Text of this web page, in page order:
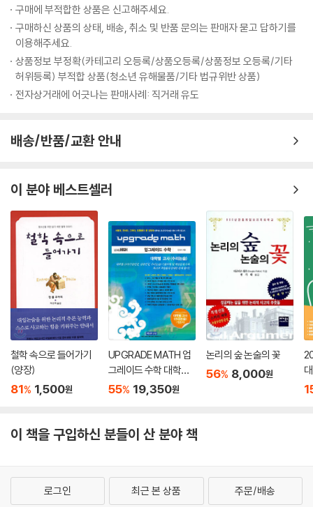
1학년 때 소논문으로 시작된 다문화가정에 대한 관심이 더욱 발전되고 확
대되었습니다. 우리나라의 다양한 사회적 문제점과 세계화과정 등 다양한
시각을 갖게 되었습니다. 이렇게 활동들을 하면서 나의 꿈이 분명해졌습니
다. 앞으로 다문화가정에 대해 글을 쓰는 작가가 되어야겠다고 생각했습니
다. 이런 구체적인 꿈을 가지게 된 가장 큰 계기는 소논문에서 비롯된 것이
었습니다. 자신의 꿈에 대해 얼마나 많은 준비를 했으며 앞으로 어떤 대학
차 연구주제를 선정하는 것은 결코 쉬운 게 아닙니다. 이는 연구자 스스로
가 제재에 대한 문제의식과 기존 선행연구에 대한 충분한 사전지식이 있어
야 좋은 연구 주제를 선정할 수 있기 때문입니다. 연구 주제를 선정하기 앞
서 먼저 생각해야하는 것은 연구 주제의 재료가 되는 제재입니다. --- p.4
소논문을 처음 쓰는 고등학생 입장에서 관심과 호기심이 없다면 소논문연
구를 지속적으로 수행하기 어렵습니다. 보고 듣는 데에 익숙한 여러분에게
읽고 쓰는 것은 결코 쉽지 않습니다. 더구나 소논문은 읽고 쓰는 대상이 자
신이 하고자 하는 주장을 입증하기위해 객관적인 근거자료를 가지고 쓰는
논증적 글쓰기입니다. 따라서 관심과 호기심이 있는 연구주제를 선정해야
열정과 의지를 가지고 끝까지 유지할 수 있습니다. ‘~해야만 하는’ 연구주
제보다는 ‘~하고 싶은’ 연구주제를 찾아야 소논문쓰기가 즐겁습니다. ---
브레인스토밍 원어의 뜻처럼 제재와 관련하여 머릿속에서 폭풍처럼 떠오
한 가치(價値)를 판단할 필요가 없습니다. 질(質)보다는 양(量)이 중요
합니다. 어느 CF 광고 문구처럼 ‘묻지도 따지지도 말고’ 제재와 관련된 모
수 있다. 그리고 그 과정 가운데 진정한 몰입의 즐거움과 가치도 알게 된다.
“정보검색이 마치 보물찾기하듯 재미있어요.”
문제를 해결하기 위해 관련 정보를 찾아 분석, 적용하는 일련의 과정은 고
도의 학습능력이 필요하다. 바로 이러한 능력은 정보활용교육을 통해 향상
될 수 있으며, 소논문쓰기 활동 안에 정보활용교육의 핵심요소가 담겨있다
쌓아왔다면 이제는 다양한 정보원 속에서 직접 필요한 지식을 능동적으로
찾을 수 있다. 특히 정보를 찾는 과정에 길잡이 역할을 해주는 사서 선생님
수 있다.
“소논문쓰기를 통해 앞으로 가야 할 길의 든든한 나침반을 얻게 된 것 같아
뿌듯해요.”
대입전형이 다양화되면서 학생들의 체험활동도 갈수록 중요해지고 있다.
현 상황에서 소논문쓰기는 입학사정관제에 대비하여 매우 의미 있는 활동
결과물이라 할 수 있다. 한편의 소논문을 통해 학생의 지적 성숙도도 파악
할 수 있으며, 연구 분야에 대한 학생의 관심과 애정도 발견할 수 있다. 더
불어 대입만을 위한 논술공부가 아닌 체계적인 논증적 글쓰기를 경험해 볼
수 있다는 점에서도 큰 가치가 있다.
“끝까지 완성해 본 경험이 처음이에요. 이젠 어떤 일도 자신감 있게 해낼
수 있어요.”
뿐 아니라 내적 성숙도 높아질 수 있다. 도전과 끈기로 무언가를 일궈냈다
“주제선정ㆍ선행연구ㆍ자료조사 및 분석ㆍ요약정리까지”
구매에 부적합한 상품은 신고해주세요.
구매하신 상품의 상태, 배송, 취소 및 반품 문의는 판매자 묻고 답하기를
이용해주세요.
상품정보 부정확(카테고리 오등록/상품오등록/상품정보 오등록/기타
허위등록) 부적합 상품(청소년 유해물품/기타 법규위반 상품)
전자상거래에 어긋나는 판매사례: 직거래 유도
배송/반품/교환 안내
이 분야 베스트셀러
철학 속으로 들어가기
(양장)
81% 1,500원
UPGRADE MATH 업
그레이드 수학 대학별
고사(수리논술) 대비
55% 19,350원
논리의 숲 논술의 꽃
56% 8,000원
이 책을 구입하신 분들이 산 분야 책
로그인 최근 본 상품 주문/배송